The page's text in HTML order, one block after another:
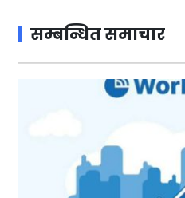
सम्बन्धित समाचार